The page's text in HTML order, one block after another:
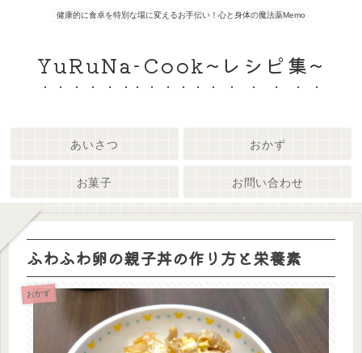
健康的に食卓を特別な場に変えるお手伝い！心と身体の魔法薬Memo
YuRuNa-Cook~レシピ集~
あいさつ おかず
お菓子 お問い合わせ
ふわふわ卵の親子丼の作り方と栄養素
おかず